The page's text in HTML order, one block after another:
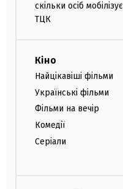
скільки осіб мобілізує
ТЦК
Кіно
Найцікавіші фільми
Українські фільми
Фільми на вечір
Комедії
Серіали